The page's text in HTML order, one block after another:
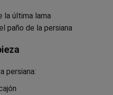
la última lama
paño de la persiana
persiana: